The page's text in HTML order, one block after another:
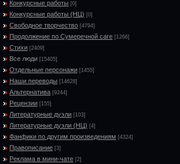
Конкурсные работы [0]
Конкурсные работы (НЦ) [0]
Свободное творчество [4794]
Продолжение по Сумеречной саге [1266]
Стихи [2409]
Все люди [15405]
Отдельные персонажи [1455]
Наши переводы [14628]
Альтернатива [9244]
Рецензии [155]
Литературные дуэли [103]
Литературные дуэли (НЦ) [4]
Фанфики по другим произведениям [4324]
Правописание [3]
Реклама в мини-чате [2]